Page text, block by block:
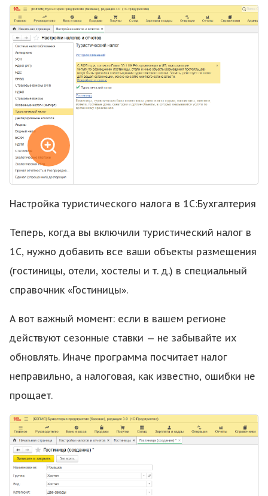
Настройка туристического налога в 1С:Бухгалтерия
Теперь, когда вы включили туристический налог в
1С, нужно добавить все ваши объекты размещения
(гостиницы, отели, хостелы и т. д.) в специальный
справочник «Гостиницы».
А вот важный момент: если в вашем регионе
действуют сезонные ставки — не забывайте их
обновлять. Иначе программа посчитает налог
неправильно, а налоговая, как известно, ошибки не
прощает.